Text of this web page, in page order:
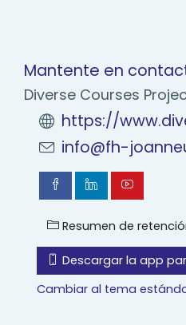
Mantente en
Diverse Courses
https://
info@fh-
Resumen de
Descargar la app
Cambiar al tema